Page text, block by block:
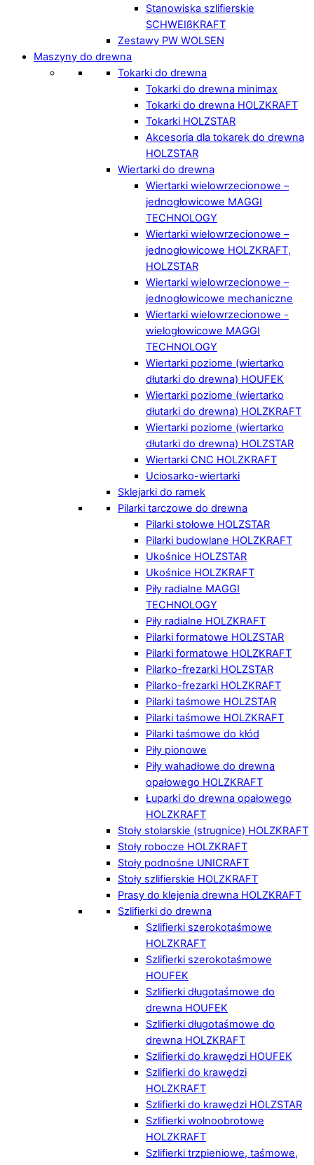
Stanowiska szlifierskie
SCHWEIßKRAFT
Zestawy PW WOLSEN
Maszyny do drewna
Tokarki do drewna
Tokarki do drewna minimax
Tokarki do drewna HOLZKRAFT
Tokarki HOLZSTAR
Akcesoria dla tokarek do drewna
HOLZSTAR
Wiertarki do drewna
Wiertarki wielowrzecionowe –
jednogłowicowe MAGGI
TECHNOLOGY
Wiertarki wielowrzecionowe –
jednogłowicowe HOLZKRAFT,
HOLZSTAR
Wiertarki wielowrzecionowe –
jednogłowicowe mechaniczne
Wiertarki wielowrzecionowe -
wielogłowicowe MAGGI
TECHNOLOGY
Wiertarki poziome (wiertarko
dłutarki do drewna) HOUFEK
Wiertarki poziome (wiertarko
dłutarki do drewna) HOLZKRAFT
Wiertarki poziome (wiertarko
dłutarki do drewna) HOLZSTAR
Wiertarki CNC HOLZKRAFT
Uciosarko-wiertarki
Sklejarki do ramek
Pilarki tarczowe do drewna
Pilarki stołowe HOLZSTAR
Pilarki budowlane HOLZKRAFT
Ukośnice HOLZSTAR
Ukośnice HOLZKRAFT
Piły radialne MAGGI
TECHNOLOGY
Piły radialne HOLZKRAFT
Pilarki formatowe HOLZSTAR
Pilarki formatowe HOLZKRAFT
Pilarko-frezarki HOLZSTAR
Pilarko-frezarki HOLZKRAFT
Pilarki taśmowe HOLZSTAR
Pilarki taśmowe HOLZKRAFT
Pilarki taśmowe do kłód
Piły pionowe
Piły wahadłowe do drewna
opałowego HOLZKRAFT
Łuparki do drewna opałowego
HOLZKRAFT
Stoły stolarskie (strugnice) HOLZKRAFT
Stoły robocze HOLZKRAFT
Stoły podnośne UNICRAFT
Stoły szlifierskie HOLZKRAFT
Prasy do klejenia drewna HOLZKRAFT
Szlifierki do drewna
Szlifierki szerokotaśmowe
HOLZKRAFT
Szlifierki szerokotaśmowe
HOUFEK
Szlifierki długotaśmowe do
drewna HOUFEK
Szlifierki długotaśmowe do
drewna HOLZKRAFT
Szlifierki do krawędzi HOUFEK
Szlifierki do krawędzi
HOLZKRAFT
Szlifierki do krawędzi HOLZSTAR
Szlifierki wolnoobrotowe
HOLZKRAFT
Szlifierki trzpieniowe, taśmowe,